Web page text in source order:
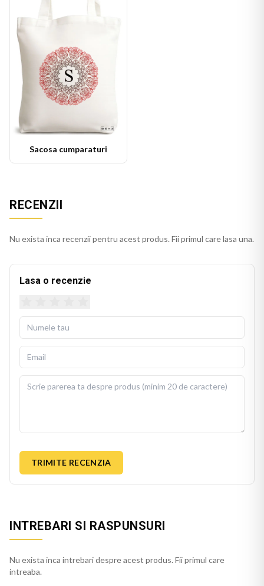
Sacosa cumparaturi
RECENZII
Nu exista inca recenzii pentru acest produs. Fii primul care lasa una.
Lasa o recenzie
TRIMITE RECENZIA
INTREBARI SI RASPUNSURI
Nu exista inca intrebari despre acest produs. Fii primul care
intreaba.